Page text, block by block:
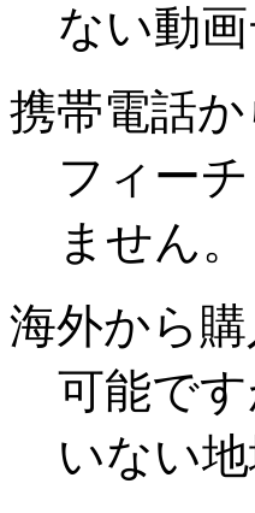
ない動
携帯電話
フィー
ません。
海外から
可能で
いない